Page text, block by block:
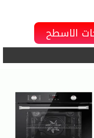
الاسطح